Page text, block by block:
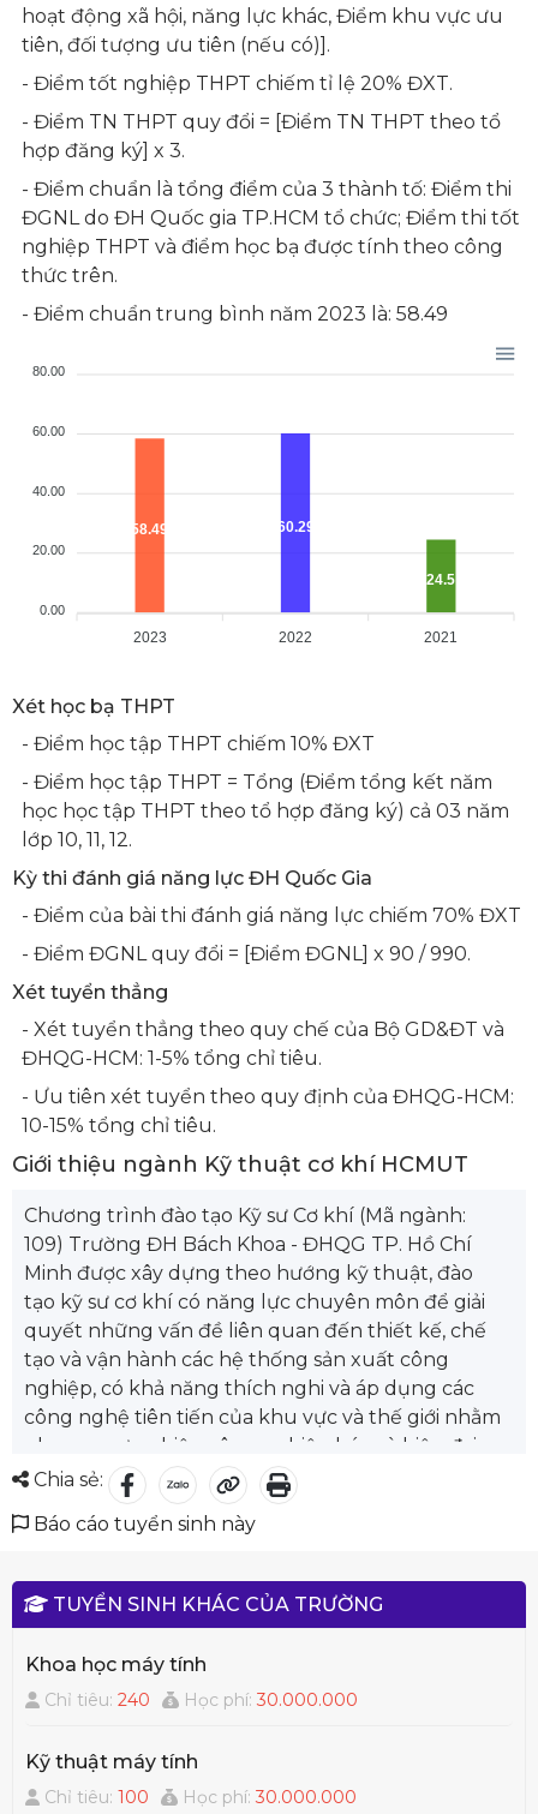
hoạt động xã hội, năng lực khác, Điểm khu vực ưu
tiên, đối tượng ưu tiên (nếu có)].
- Điểm tốt nghiệp THPT chiếm tỉ lệ 20% ĐXT.
- Điểm TN THPT quy đổi = [Điểm TN THPT theo tổ
hợp đăng ký] x 3.
- Điểm chuẩn là tổng điểm của 3 thành tố: Điểm thi
ĐGNL do ĐH Quốc gia TP.HCM tổ chức; Điểm thi tốt
nghiệp THPT và điểm học bạ được tính theo công
thức trên.
- Điểm chuẩn trung bình năm 2023 là: 58.49
2023 2022 2021
58.49 60.29
24.5
80.00
60.00
40.00
20.00
0.00
Xét học bạ THPT
- Điểm học tập THPT chiếm 10% ĐXT
- Điểm học tập THPT = Tổng (Điểm tổng kết năm
học học tập THPT theo tổ hợp đăng ký) cả 03 năm
lớp 10, 11, 12.
Kỳ thi đánh giá năng lực ĐH Quốc Gia
- Điểm của bài thi đánh giá năng lực chiếm 70% ĐXT
- Điểm ĐGNL quy đổi = [Điểm ĐGNL] x 90 / 990.
Xét tuyển thẳng
- Xét tuyển thẳng theo quy chế của Bộ GD&ĐT và
ĐHQG-HCM: 1-5% tổng chỉ tiêu.
- Ưu tiên xét tuyển theo quy định của ĐHQG-HCM:
10-15% tổng chỉ tiêu.
Giới thiệu ngành Kỹ thuật cơ khí HCMUT
Chương trình đào tạo Kỹ sư Cơ khí (Mã ngành:
109) Trường ĐH Bách Khoa - ĐHQG TP. Hồ Chí
Minh được xây dựng theo hướng kỹ thuật, đào
tạo kỹ sư cơ khí có năng lực chuyên môn để giải
quyết những vấn đề liên quan đến thiết kế, chế
tạo và vận hành các hệ thống sản xuất công
nghiệp, có khả năng thích nghi và áp dụng các
công nghệ tiên tiến của khu vực và thế giới nhằm
phục vụ sự nghiệp công nghiệp hóa và hiện đại
hóa đất nước; có phẩm chất chính trị, đạo đức và
sức khoẻ tốt.
Ngành Kỹ thuật Cơ khí gồm có 3 chuyên ngành
thuật Máy xây dựng và nâng chuyển.
Sinh viên tốt nghiệp ngành kỹ thuật cơ khí có thể
thiết kế, kỹ sư điều hành sản xuất, kỹ sư chất
lượng, kỹ sư bảo trì, kỹ sư nghiên cứu và phát
Những công ty thường tuyển dụng kỹ sư ngành
kỹ thuật cơ khí tốt nghiệp từ trường Đại học Bách
Chia sẻ:
Báo cáo tuyển sinh này
TUYỂN SINH KHÁC CỦA TRƯỜNG
Khoa học máy tính
Chỉ tiêu:240 Học phí:30.000.000
Kỹ thuật máy tính
Chỉ tiêu:100 Học phí:30.000.000